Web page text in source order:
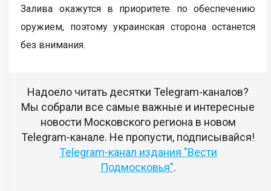
Залива окажутся в приоритете по обеспечению
оружием, поэтому украинская сторона останется
без внимания.
Надоело читать десятки Telegram-каналов?
Мы собрали все самые важные и интересные
новости Московского региона в новом
Telegram-канале. Не пропусти, подписывайся!
Telegram-канал издания "Вести
Подмосковья".